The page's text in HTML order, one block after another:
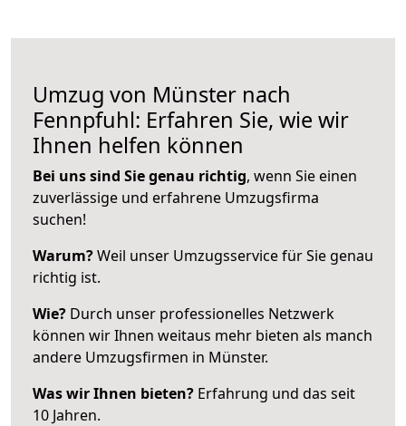
Umzug von Münster nach
Fennpfuhl: Erfahren Sie, wie wir
Ihnen helfen können
Bei uns sind Sie genau richtig, wenn Sie einen
zuverlässige und erfahrene Umzugsfirma
suchen!
Warum?Weil unser Umzugsservice für Sie genau
richtig ist.
Wie? Durch unser professionelles Netzwerk
können wir Ihnen weitaus mehr bieten als manch
andere Umzugsfirmen in Münster.
Was wir Ihnen bieten? Erfahrung und das seit
10 Jahren.